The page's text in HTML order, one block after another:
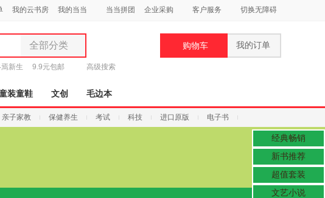
我的云书房 我的当当 当当拼团 企业采购 客户服务 切换无障碍
全部分类
全部分类
图书
电子书
音像
新生 9.9元包邮 高级搜索
购物车 我的订单
装童鞋 文创 毛边本
亲子家教 保健养生 考试 科技 进口原版 电子书
经典畅销
新书推荐
超值套装
文艺小说